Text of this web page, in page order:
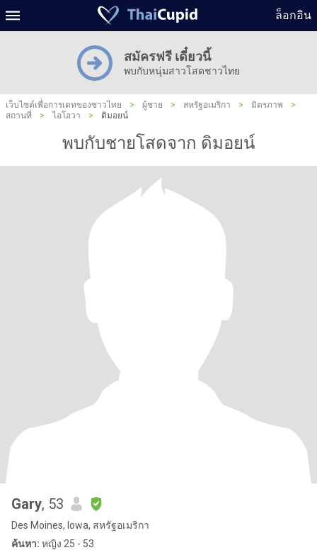
ล็อกอิน
สมัครฟรี เดี๋ยวนี้
พบกับหนุ่มสาวโสดชาวไทย
เว็บไซต์เพื่อการเดทของชาวไทย > ผู้ชาย > สหรัฐอเมริกา > มิตรภาพ
>
สถานที่
> ไอโอวา > ดิมอยน์
พบกับชายโสดจาก ดิมอยน์
Gary, 53
Des Moines, Iowa, สหรัฐอเมริกา
ค้นหา: หญิง 25 - 53